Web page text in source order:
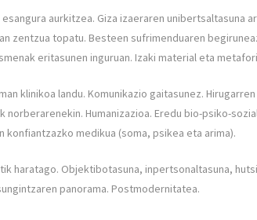
aurkitzea. Giza izaeraren unibertsaltasuna
zentzua topatu. Besteen sufrimenduaren
eritasunen inguruan. Izaki material eta
klinikoa landu. Komunikazio gaitasunez.
norberarenekin. Humanizazioa. Eredu bio-psiko-
konfiantzazko medikua (soma, psikea eta arima).
haratago. Objektibotasuna, inpertsonaltasuna,
panorama. Postmodernitatea.